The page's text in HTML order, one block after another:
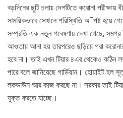
বড়দিনের ছুটি চলায় দেশটিতে করোনা পরীক্ষায়
সাময়িকভাবে সেখানে পরিস্থিতি অ¯পষ্ট হয়ে
সম্প্রতি এক নতুন গবেষণায় দেখা গেছে, সমগ্র
আওতায় আনা হয় তারপরেও ছড়িয়ে পরা
হবে না। তাই এখন টিয়ার ৪এর থেকেও কঠিন
পারে বলে জানিয়েছে গার্ডিয়ান। হোয়াইট হল
লকডাউন আর কাজ করছে না। সরকার তাই
যুক্ত করতে যাচ্ছে।